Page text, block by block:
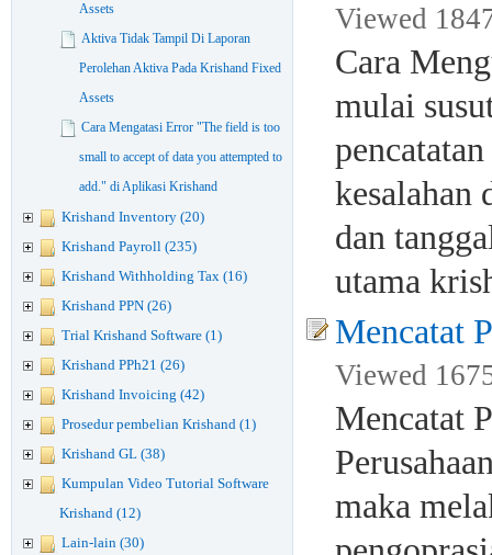
Assets
Aktiva Tidak Tampil Di Laporan
Perolehan Aktiva Pada Krishand Fixed
Assets
Cara Mengatasi Error "The field is too
small to accept of data you attempted to
add." di Aplikasi Krishand
Krishand Inventory (20)
Krishand Payroll (235)
Krishand Withholding Tax (16)
Krishand PPN (26)
Trial Krishand Software (1)
Krishand PPh21 (26)
Krishand Invoicing (42)
Prosedur pembelian Krishand (1)
Krishand GL (38)
Kumpulan Video Tutorial Software
Krishand (12)
Lain-lain (30)
Viewed
Cara
mulai
kesalahan
dan
utama
Mencatat
Viewed
Mencatat
maka